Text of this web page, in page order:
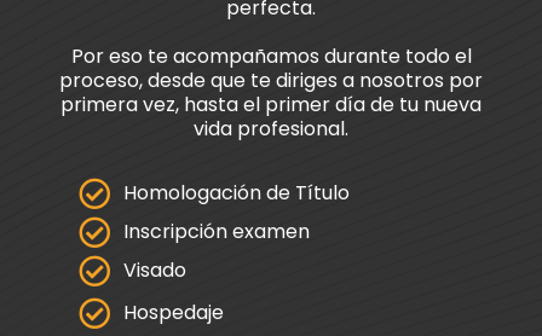
perfecta.
Por eso te acompañamos durante todo el
proceso, desde que te diriges a nosotros por
primera vez, hasta el primer día de tu nueva
vida profesional.
Homologación de Título
Inscripción examen
Visado
Hospedaje